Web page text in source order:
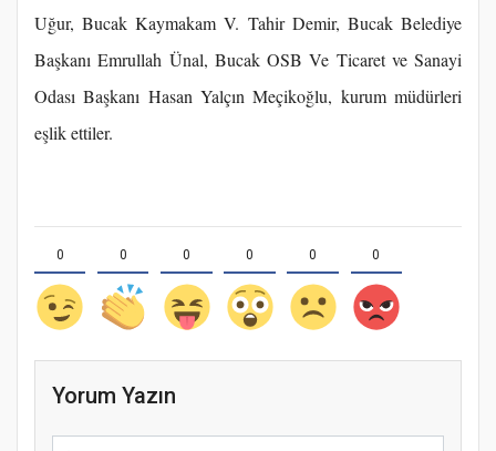
Uğur, Bucak Kaymakam V. Tahir Demir, Bucak Belediye
Başkanı Emrullah Ünal, Bucak OSB Ve Ticaret ve Sanayi
Odası Başkanı Hasan Yalçın Meçikoğlu, kurum müdürleri
eşlik ettiler.
0 0 0 0 0 0
Yorum Yazın